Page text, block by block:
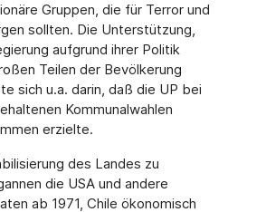
Gruppen, die für Terror und
sollten. Die Unterstützung,
aufgrund ihrer Politik
Teilen der Bevölkerung
sich u.a. darin, daß die UP bei
Kommunalwahlen
erzielte.
des Landes zu
die USA und andere
ab 1971, Chile ökonomisch